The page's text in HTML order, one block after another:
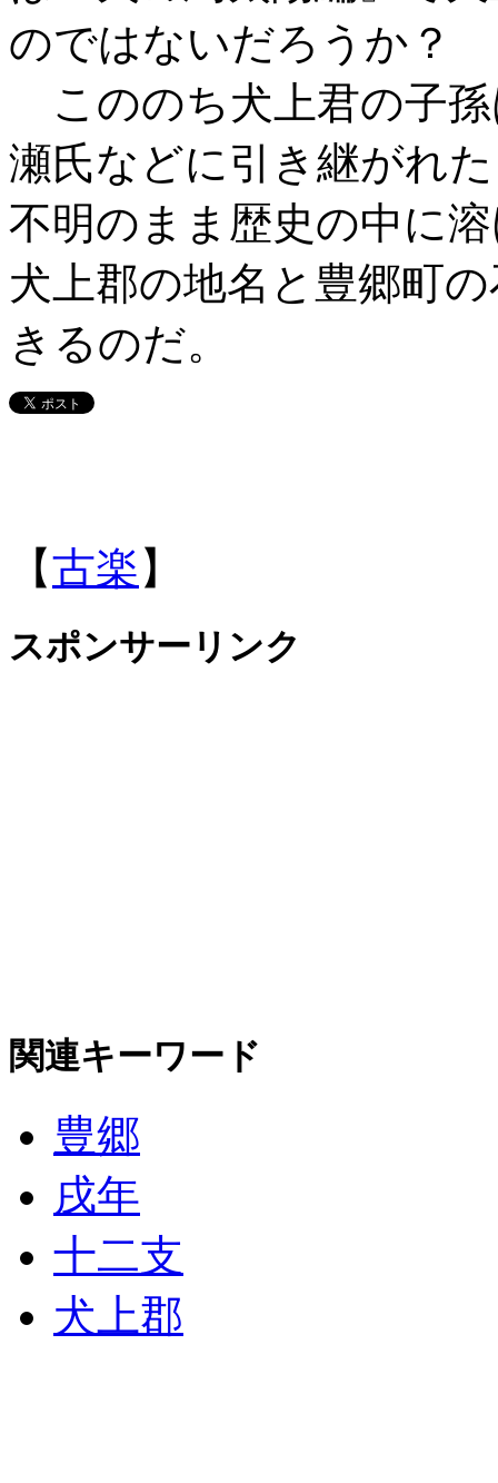
のではないだろうか？
こののち犬上君の子
瀬氏などに引き継がれ
不明のまま歴史の中に
犬上郡の地名と豊郷町
きるのだ。
【古楽 】
スポンサーリンク
関連キーワード
豊郷
戌年
十二支
犬上郡